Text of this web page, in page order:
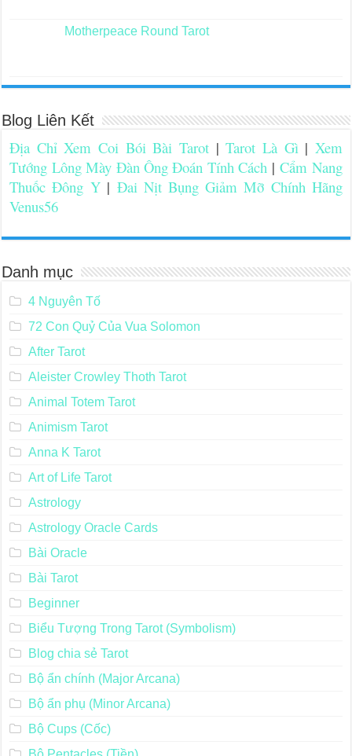
Motherpeace Round Tarot
Blog Liên Kết
Địa Chỉ Xem Coi Bói Bài Tarot |Tarot Là Gì| Xem
Tướng Lông Mày Đàn Ông Đoán Tính Cách |Cẩm Nang
Thuốc Đông Y| Đai Nịt Bụng Giảm Mỡ Chính Hãng
Venus56
Danh mục
4 Nguyên Tố
72 Con Quỷ Của Vua Solomon
After Tarot
Aleister Crowley Thoth Tarot
Animal Totem Tarot
Animism Tarot
Anna K Tarot
Art of Life Tarot
Astrology
Astrology Oracle Cards
Bài Oracle
Bài Tarot
Beginner
Biểu Tượng Trong Tarot (Symbolism)
Blog chia sẻ Tarot
Bộ ẩn chính (Major Arcana)
Bộ ẩn phụ (Minor Arcana)
Bộ Cups (Cốc)